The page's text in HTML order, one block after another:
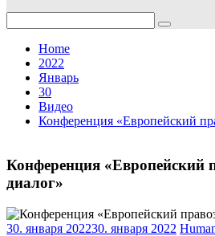
for:
Home
2022
Январь
30
Видео
Конференция «Европейский
Конференция «Европейский
диалог»
30. января 202230. января 2022